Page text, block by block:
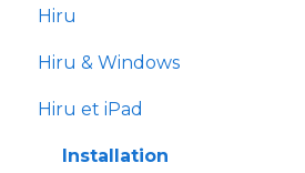
Hiru
Notes de version
Hiru & Windows
Easy Click
Systray
Hiru et iPad
Installation